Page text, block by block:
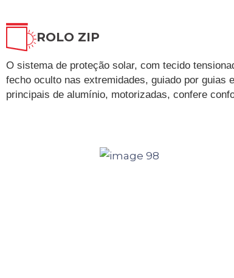
ROLO ZIP
O sistema de proteção solar, com tecido
fecho oculto nas extremidades, guiado por guias
principais de alumínio, motorizadas, confere